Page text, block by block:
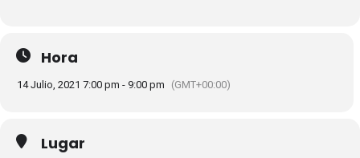
Hora
14 Julio, 2021 7:00 pm - 9:00 pm (GMT+00:00)
Lugar